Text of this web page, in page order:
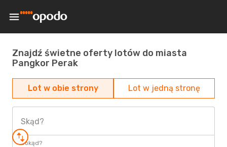
Znajdź świetne oferty lotów do miasta
Pangkor Perak
Lot w obie strony Lot w jedną stronę
Skąd?
Dokąd?